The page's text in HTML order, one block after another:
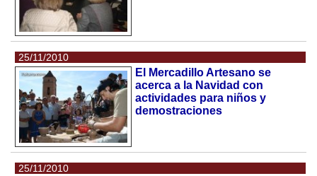
25/11/2010
El Mercadillo Artesano se
acerca a la Navidad con
actividades para niños y
demostraciones
25/11/2010